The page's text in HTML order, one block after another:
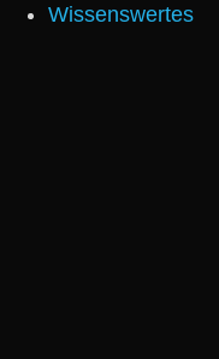
Wissenswertes